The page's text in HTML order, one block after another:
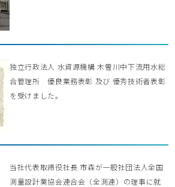
独立行政法人 水資源機構 木曽川中下流用水総
合管理所 優良業務表彰 及び 優秀技術者表彰
を受けました。
当社代表取締役社長 市森が一般社団法人全国
測量設計業協会連合会（全測連）の理事に就